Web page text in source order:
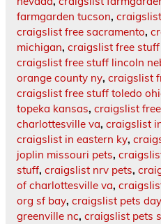
farmgarden tucson,
craigslist free sacramento,
michigan, craigslist free
craigslist free stuff lincoln
orange county ny, craigslist
craigslist free stuff toledo
topeka kansas, craigslist
charlottesville va, craigslist
craigslist in eastern ky,
joplin missouri pets,
stuff, craigslist nrv pets,
of charlottesville va,
org sf bay, craigslist pets
greenville nc, craigslist pets